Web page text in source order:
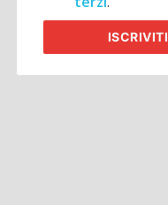
ISCRIVITI